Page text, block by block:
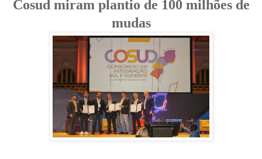
Cosud miram plantio de 100 milhões de
mudas